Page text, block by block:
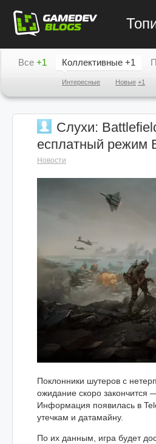
Все +1 Коллективные +1
Интересные Новые +1
Слухи:
есплатный режим
Новости
Поклонники шутеров с
ожидание скоро закончится
Информация появилась в
утечкам и датамайну.
По их данным, игра будет